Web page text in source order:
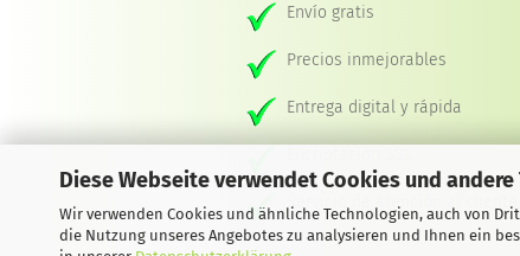
Diese Webseite verwendet Cookies und
Wir verwenden Cookies und ähnliche Technologien, auch von
die Nutzung unseres Angebotes zu analysieren und Ihnen ein
Envío gratis
Precios inmejorables
Entrega digital y rápida
Servicio de atención al cliente